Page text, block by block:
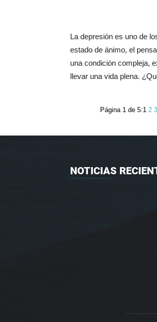
La depresión es uno de
estado de ánimo, el
una condición compleja,
llevar una vida plena.
Página 1 de 5:1 2
NOTICIAS